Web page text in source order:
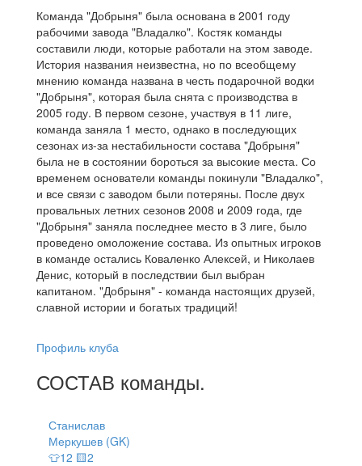
Команда "Добрыня" была основана в 2001 году
рабочими завода "Владалко". Костяк команды
составили люди, которые работали на этом заводе.
История названия неизвестна, но по всеобщему
мнению команда названа в честь подарочной водки
"Добрыня", которая была снята с производства в
2005 году. В первом сезоне, участвуя в 11 лиге,
команда заняла 1 место, однако в последующих
сезонах из-за нестабильности состава "Добрыня"
была не в состоянии бороться за высокие места. Со
временем основатели команды покинули "Владалко",
и все связи с заводом были потеряны. После двух
провальных летних сезонов 2008 и 2009 года, где
"Добрыня" заняла последнее место в 3 лиге, было
проведено омоложение состава. Из опытных игроков
в команде остались Коваленко Алексей, и Николаев
Денис, который в последствии был выбран
капитаном. "Добрыня" - команда настоящих друзей,
славной истории и богатых традиций!
Профиль клуба
СОСТАВ команды.
Станислав
Меркушев (GK)
👕12 🟨2